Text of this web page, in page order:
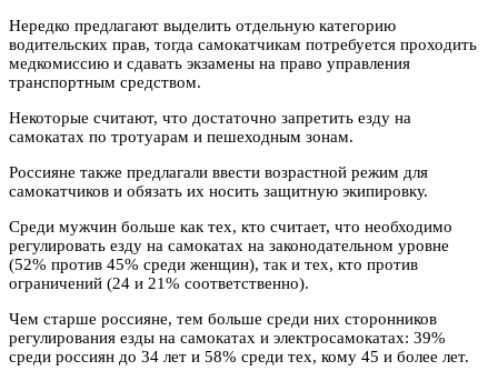
Нередко предлагают выделить отдельную категорию
водительских прав, тогда самокатчикам потребуется проходить
медкомиссию и сдавать экзамены на право управления
транспортным средством.
Некоторые считают, что достаточно запретить езду на
самокатах по тротуарам и пешеходным зонам.
Россияне также предлагали ввести возрастной режим для
самокатчиков и обязать их носить защитную экипировку.
Среди мужчин больше как тех, кто считает, что необходимо
регулировать езду на самокатах на законодательном уровне
(52% против 45% среди женщин), так и тех, кто против
ограничений (24 и 21% соответственно).
Чем старше россияне, тем больше среди них сторонников
регулирования езды на самокатах и электросамокатах: 39%
среди россиян до 34 лет и 58% среди тех, кому 45 и более лет.